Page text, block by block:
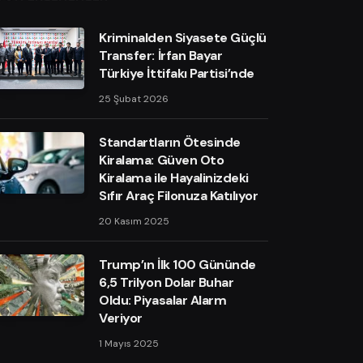
Kriminalden Siyasete Güçlü
Transfer: İrfan Bayar
Türkiye İttifakı Partisi’nde
25 Şubat 2026
Standartların Ötesinde
Kiralama: Güven Oto
Kiralama ile Hayalinizdeki
Sıfır Araç Filonuza Katılıyor
20 Kasım 2025
Trump’ın İlk 100 Gününde
6,5 Trilyon Dolar Buhar
Oldu: Piyasalar Alarm
Veriyor
1 Mayıs 2025